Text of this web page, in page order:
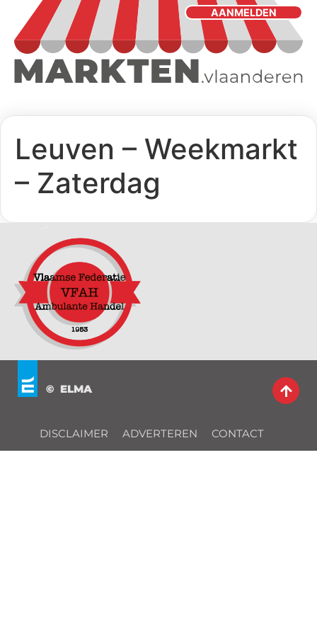
AANMELDEN
Leuven – Weekmarkt
– Zaterdag
© ELMA
DISCLAIMER ADVERTEREN CONTACT